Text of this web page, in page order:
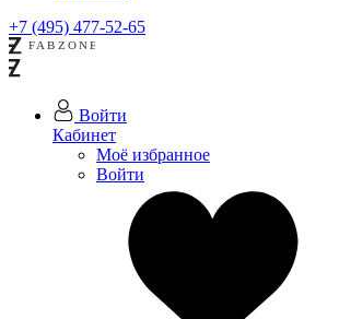
+7 (495) 477-52-65
Войти
Кабинет
Моё избранное
Войти